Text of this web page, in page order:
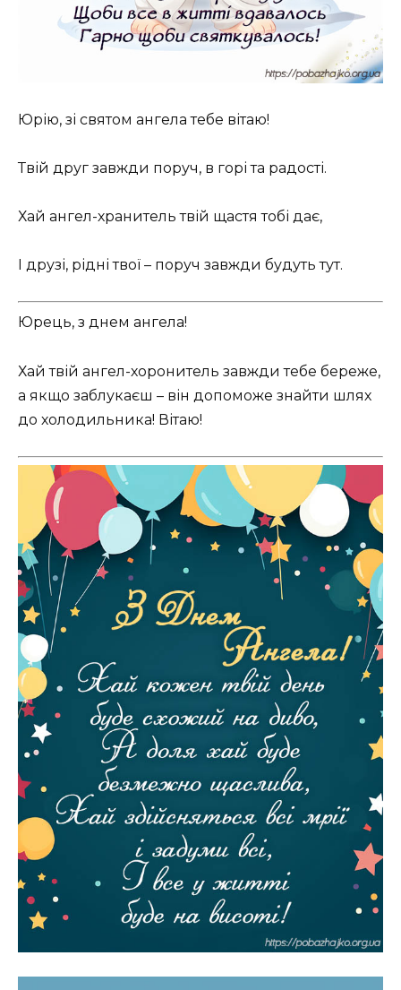
Юрію, зі святом ангела тебе вітаю!
Твій друг завжди поруч, в горі та радості.
Хай ангел-хранитель твій щастя тобі дає,
І друзі, рідні твої – поруч завжди будуть тут.
Юрець, з днем ангела!
Хай твій ангел-хоронитель завжди тебе береже,
а якщо заблукаєш – він допоможе знайти шлях
до холодильника! Вітаю!